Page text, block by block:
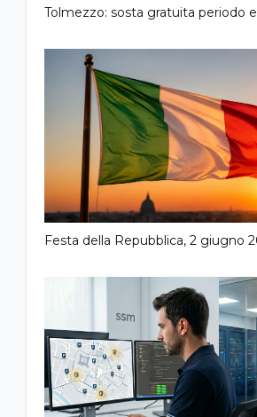
Tolmezzo: sosta gratuita periodo
Festa della Repubblica, 2 giugno